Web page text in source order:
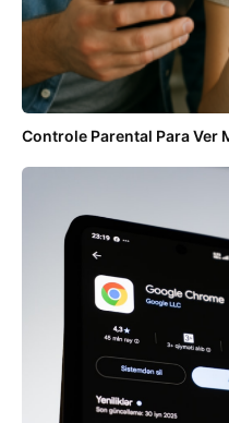
Controle Parental Para Ver